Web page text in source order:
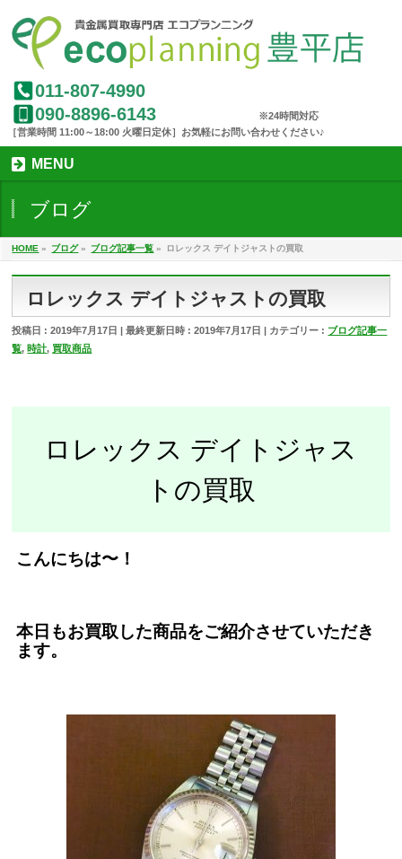
011-807-4990
090-8896-6143
MENU
ブログ
HOME » ブログ» ブログ記事一覧 » ロレックス デイトジャストの買取
ロレックス デイトジャストの買取
投稿日 : 2019年7月17日 最終更新日時 : 2019年7月17日 カテゴリー : ブログ記事一
覧,時計, 買取商品
ロレックス デイトジャス
トの買取
こんにちは〜！
本日もお買取した商品をご紹介させていただき
ます。